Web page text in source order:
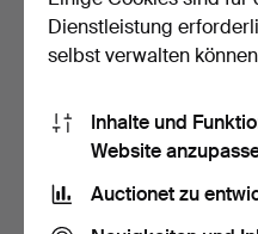
Dienstleistung
selbst verwalten
Inhalte und
Website
Auctionet zu